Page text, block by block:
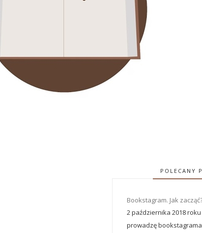
POLECANY
Bookstagram. Jak
2 października 2018 roku
prowadzę